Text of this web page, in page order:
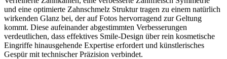
und eine optimierte Zahnschmelz Struktur tragen zu einem natürlich
wirkenden Glanz bei, der auf Fotos hervorragend zur Geltung
kommt. Diese aufeinander abgestimmten Verbesserungen
verdeutlichen, dass effektives Smile-Design über rein kosmetische
Eingriffe hinausgehende Expertise erfordert und künstlerisches
Gespür mit technischer Präzision verbindet.